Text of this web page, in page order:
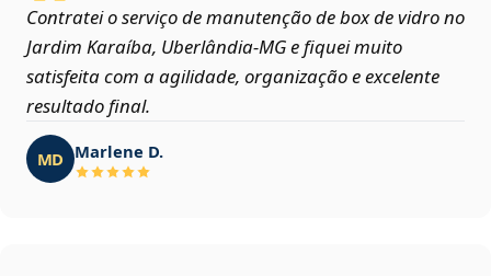
Contratei o serviço de manutenção de box de vidro no
Jardim Karaíba, Uberlândia‑MG e fiquei muito
satisfeita com a agilidade, organização e excelente
resultado final.
MD Marlene D.